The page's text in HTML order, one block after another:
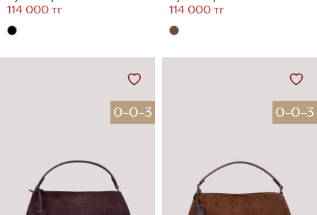
114 000 тг 114 000 тг
0-0-3 0-0-3